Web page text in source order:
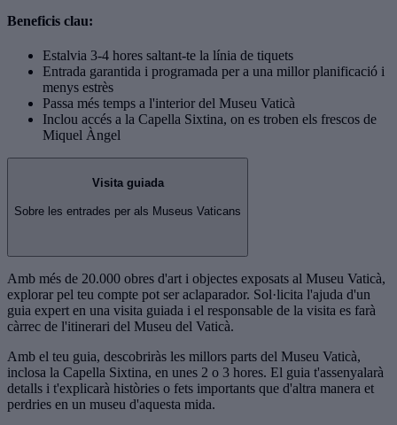
Beneficis clau:
Estalvia 3-4 hores saltant-te la línia de tiquets
Entrada garantida i programada per a una millor planificació i
menys estrès
Passa més temps a l'interior del Museu Vaticà
Inclou accés a la Capella Sixtina, on es troben els frescos de
Miquel Àngel
Visita guiada
Sobre les entrades per als Museus Vaticans
Amb més de 20.000 obres d'art i objectes exposats al Museu Vaticà,
explorar pel teu compte pot ser aclaparador. Sol·licita l'ajuda d'un
guia expert en una visita guiada i el responsable de la visita es farà
càrrec de l'itinerari del Museu del Vaticà.
Amb el teu guia, descobriràs les millors parts del Museu Vaticà,
inclosa la Capella Sixtina, en unes 2 o 3 hores. El guia t'assenyalarà
detalls i t'explicarà històries o fets importants que d'altra manera et
perdries en un museu d'aquesta mida.